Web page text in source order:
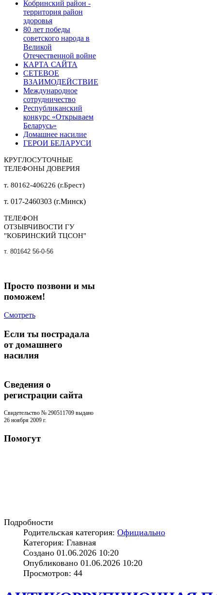
Кобринский район -
территория район
здоровья
80 лет победы
советского народа в
Великой
Отечественной войне
КАРТА САЙТА
СЕТЕВОЕ
ВЗАИМОДЕЙСТВИЕ
Международное
сотрудничество
Республиканский
конкурс «Открываем
Беларусь»
Домашнее насилие
ГЕРОИ БЕЛАРУСИ
КРУГЛОСУТОЧНЫЕ
ТЕЛЕФОНЫ ДОВЕРИЯ
т. 80162-406226 (г.Брест)
т. 017-2460303 (г.Минск)
ТЕЛЕФОН
ОТЗЫВЧИВОСТИ ГУ
"КОБРИНСКИЙ ТЦСОН"
т. 801642 56-0-56
Просто позвони и мы
поможем!
Смотреть
Если ты пострадала
от домашнего
насилия
Сведения о
регистрации cайта
Свидетельство № 290511709 выдано
26 ноября 2009 г.
Помогут
Подробности
Родительская категория: Официально
Категория: Главная
Создано 01.06.2026 10:20
Опубликовано 01.06.2026 10:20
Просмотров: 44